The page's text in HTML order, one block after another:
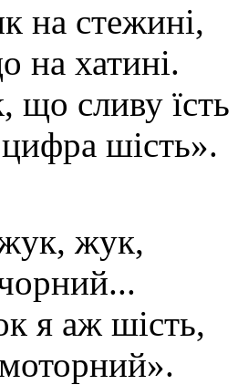
на стежині,
на хатині.
що сливу
шість».
жук,
я аж шість,